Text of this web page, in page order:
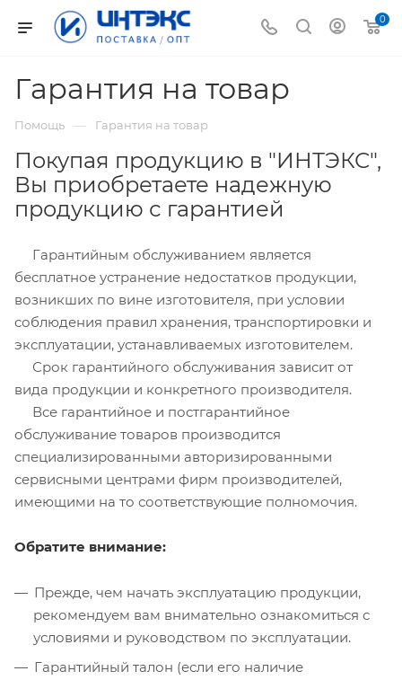
0
Гарантия на товар
Помощь — Гарантия на товар
Покупая продукцию в "ИНТЭКС",
Вы приобретаете надежную
продукцию с гарантией
Гарантийным обслуживанием является
бесплатное устранение недостатков продукции,
возникших по вине изготовителя, при условии
соблюдения правил хранения, транспортировки и
эксплуатации, устанавливаемых изготовителем.
Срок гарантийного обслуживания зависит от
вида продукции и конкретного производителя.
Все гарантийное и постгарантийное
обслуживание товаров производится
специализированными авторизированными
сервисными центрами фирм производителей,
имеющими на то соответствующие полномочия.
Обратите внимание:
Прежде, чем начать эксплуатацию продукции,
рекомендуем вам внимательно ознакомиться с
условиями и руководством по эксплуатации.
Гарантийный талон (если его наличие